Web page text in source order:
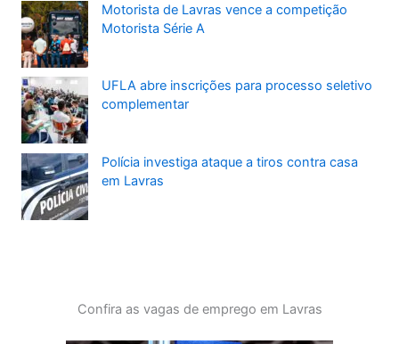
Motorista de Lavras vence a competição
Motorista Série A
UFLA abre inscrições para processo seletivo
complementar
Polícia investiga ataque a tiros contra casa
em Lavras
Confira as vagas de emprego em Lavras